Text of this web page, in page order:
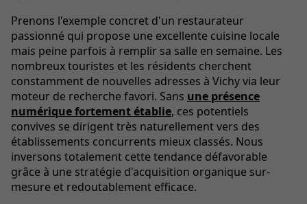
Prenons l'exemple concret d'un restaurateur
passionné qui propose une excellente cuisine locale
mais peine parfois à remplir sa salle en semaine. Les
nombreux touristes et les résidents cherchent
constamment de nouvelles adresses à Vichy via leur
moteur de recherche favori. Sans une présence
numérique fortement établie, ces potentiels
convives se dirigent très naturellement vers des
établissements concurrents mieux classés. Nous
inversons totalement cette tendance défavorable
grâce à une stratégie d'acquisition organique sur-
mesure et redoutablement efficace.